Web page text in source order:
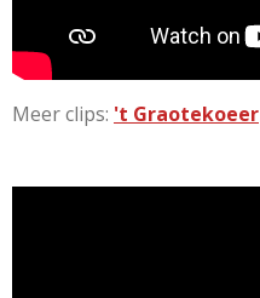
Meer clips: 't Graotekoeer